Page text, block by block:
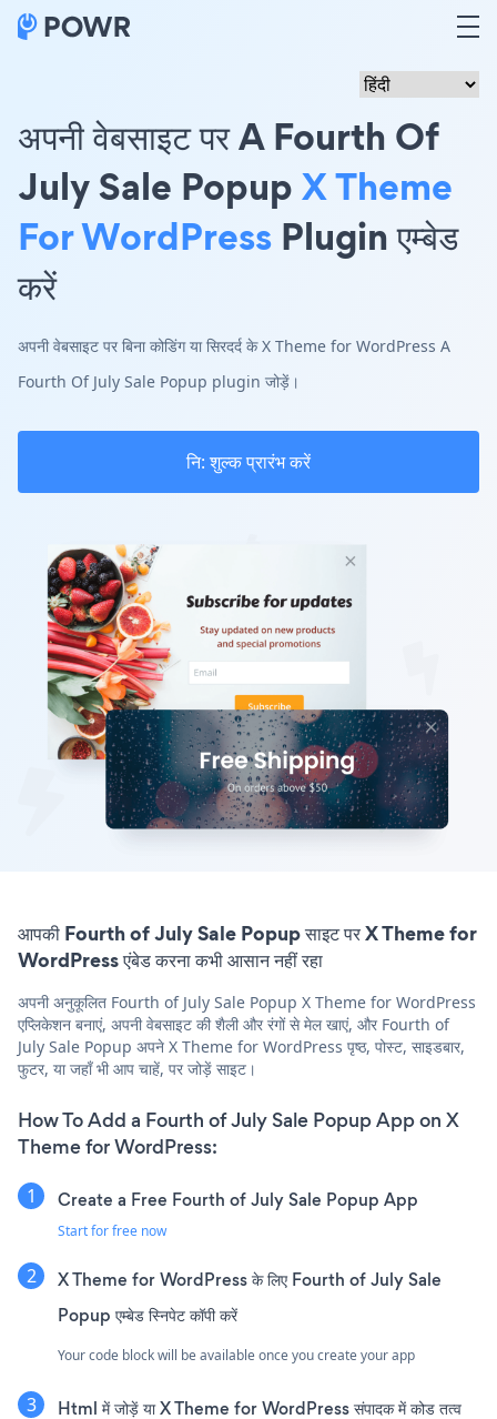
अपनी वेबसाइट पर A Fourth Of
July Sale PopupX Theme
For WordPress Plugin एम्बेड
करें
अपनी वेबसाइट पर बिना कोडिंग या सिरदर्द के X Theme for WordPress A
Fourth Of July Sale Popup plugin जोड़ें।
नि: शुल्क प्रारंभ करें
आपकी Fourth of July Sale Popup साइट पर X Theme for
WordPress एंबेड करना कभी आसान नहीं रहा
अपनी अनुकूलित Fourth of July Sale Popup X Theme for WordPress
एप्लिकेशन बनाएं, अपनी वेबसाइट की शैली और रंगों से मेल खाएं, और Fourth of
July Sale Popup अपने X Theme for WordPress पृष्ठ, पोस्ट, साइडबार,
फुटर, या जहाँ भी आप चाहें, पर जोड़ें साइट।
How To Add a Fourth of July Sale Popup App on X
Theme for WordPress:
Create a Free Fourth of July Sale Popup App
Start for free now
X Theme for WordPress के लिए Fourth of July Sale
Popup एम्बेड स्निपेट कॉपी करें
Your code block will be available once you create your app
Html में जोड़ें या X Theme for WordPress संपादक में कोड तत्व